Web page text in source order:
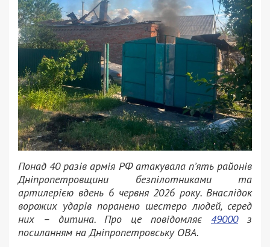
Понад 40 разів армія РФ атакувала п’ять районів
Дніпропетровщини безпілотниками та
артилерією вдень 6 червня 2026 року. Внаслідок
ворожих ударів поранено шестеро людей, серед
них – дитина. Про це повідомляє 49000з
посиланням на Дніпропетровську ОВА.